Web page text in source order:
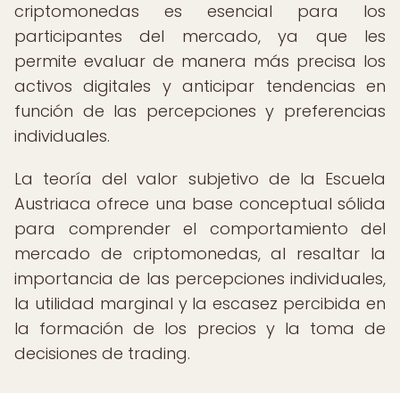
criptomonedas es esencial para los
participantes del mercado, ya que les
permite evaluar de manera más precisa los
activos digitales y anticipar tendencias en
función de las percepciones y preferencias
individuales.
La teoría del valor subjetivo de la Escuela
Austriaca ofrece una base conceptual sólida
para comprender el comportamiento del
mercado de criptomonedas, al resaltar la
importancia de las percepciones individuales,
la utilidad marginal y la escasez percibida en
la formación de los precios y la toma de
decisiones de trading.